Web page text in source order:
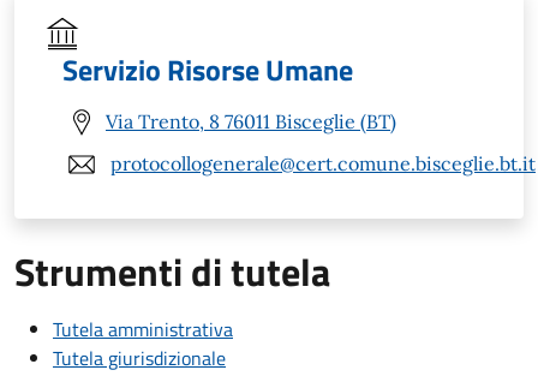
Servizio Risorse Umane
Via Trento, 8 76011 Bisceglie (BT)
protocollogenerale@cert.comune.bisceglie.bt.it
Strumenti di tutela
Tutela amministrativa
Tutela giurisdizionale